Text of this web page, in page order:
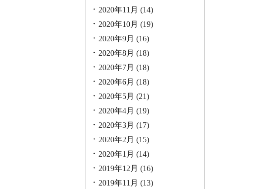
2020年11月 (14)
2020年10月 (19)
2020年9月 (16)
2020年8月 (18)
2020年7月 (18)
2020年6月 (18)
2020年5月 (21)
2020年4月 (19)
2020年3月 (17)
2020年2月 (15)
2020年1月 (14)
2019年12月 (16)
2019年11月 (13)